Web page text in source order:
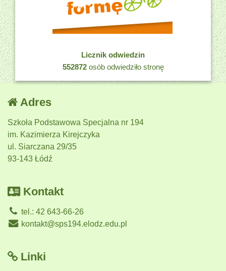
Licznik odwiedzin
552872osób odwiedziło stronę
Adres
Szkoła Podstawowa Specjalna nr 194
im. Kazimierza Kirejczyka
ul. Siarczana 29/35
93-143 Łódź
Kontakt
tel.: 42 643-66-26
kontakt@sps194.elodz.edu.pl
Linki